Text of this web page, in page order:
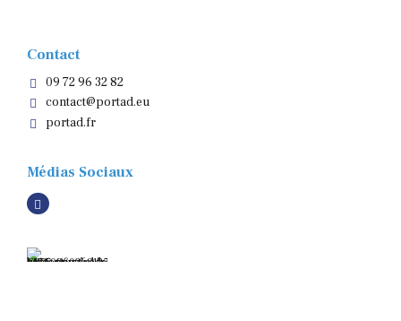
Contact
09 72 96 32 82
contact@portad.eu
portad.fr
Médias Sociaux